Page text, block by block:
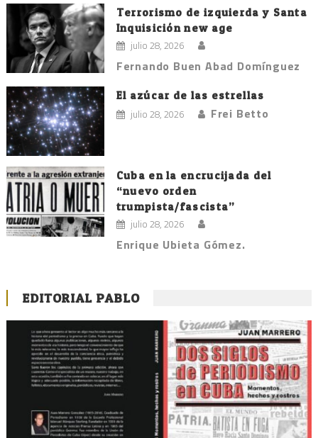
Terrorismo de izquierda y Santa
Inquisición new age
julio 28, 2026
Fernando Buen Abad Domínguez
El azúcar de las estrellas
julio 28, 2026 Frei Betto
Cuba en la encrucijada del
“nuevo orden
trumpista/fascista”
julio 28, 2026
Enrique Ubieta Gómez.
EDITORIAL PABLO